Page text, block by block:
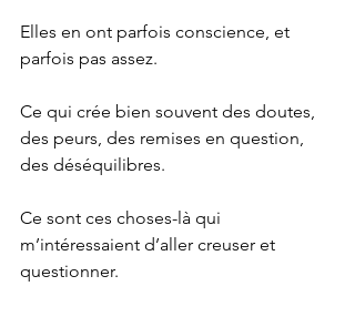
Elles en ont parfois conscience, et
parfois pas assez.
Ce qui crée bien souvent des doutes,
des peurs, des remises en question,
des déséquilibres.
Ce sont ces choses-là qui
m’intéressaient d’aller creuser et
questionner.